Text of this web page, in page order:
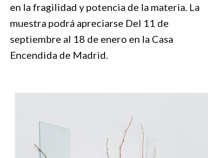
en la fragilidad y potencia de la materia. La
muestra podrá apreciarse Del 11 de
septiembre al 18 de enero en la Casa
Encendida de Madrid.